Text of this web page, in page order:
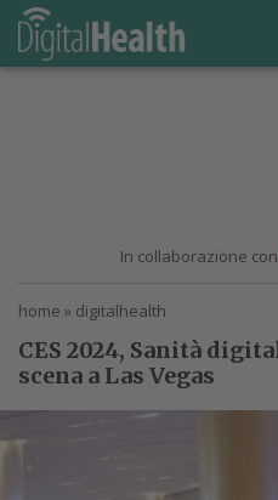
In collaborazione con
home » digitalhealth
CES 2024, Sanità
scena a Las Vegas